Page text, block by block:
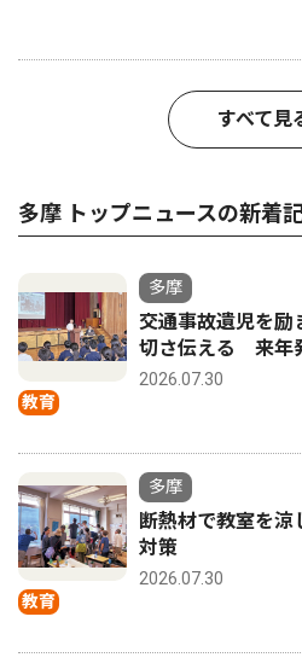
すべて見
多摩 トップニュースの新着
教育
多摩
交通事故遺児を
切さ伝える 来年
2026.07.30
教育
多摩
断熱材で教室を
対策
2026.07.30